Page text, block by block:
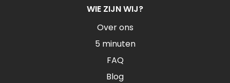
WIE ZIJN WIJ?
Over ons
5 minuten
FAQ
Blog